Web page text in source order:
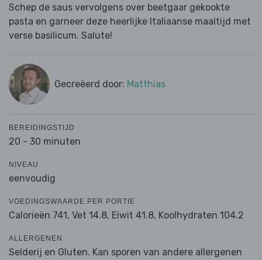
Schep de saus vervolgens over beetgaar gekookte
pasta en garneer deze heerlijke Italiaanse maaltijd met
verse basilicum. Salute!
Gecreëerd door: Matthias
BEREIDINGSTIJD
20 - 30 minuten
NIVEAU
eenvoudig
VOEDINGSWAARDE PER PORTIE
Calorieën 741, Vet 14.8, Eiwit 41.8, Koolhydraten 104.2
ALLERGENEN
Selderij en Gluten. Kan sporen van andere allergenen